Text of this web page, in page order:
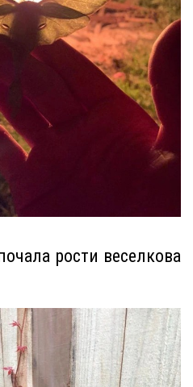
рости веселкова